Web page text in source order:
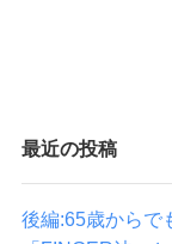
最近の投稿
後編:65歳からで